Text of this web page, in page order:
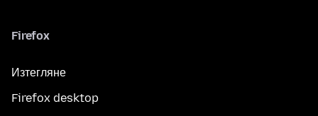
Firefox
Изтегляне
Firefox desktop